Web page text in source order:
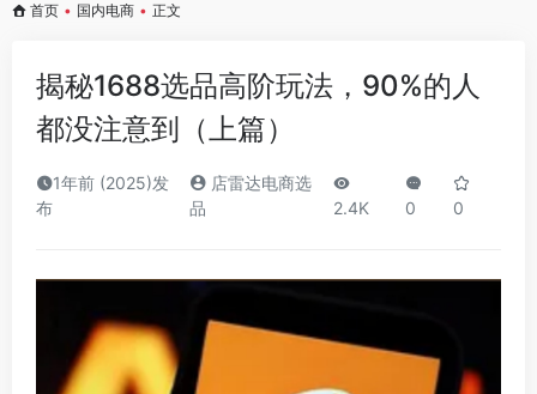
首页 • 国内电商 • 正文
揭秘1688选品高阶玩法，90%的人
都没注意到（上篇）
1年前 (2025)发
布
店雷达电商选
品
2.4K 0 0